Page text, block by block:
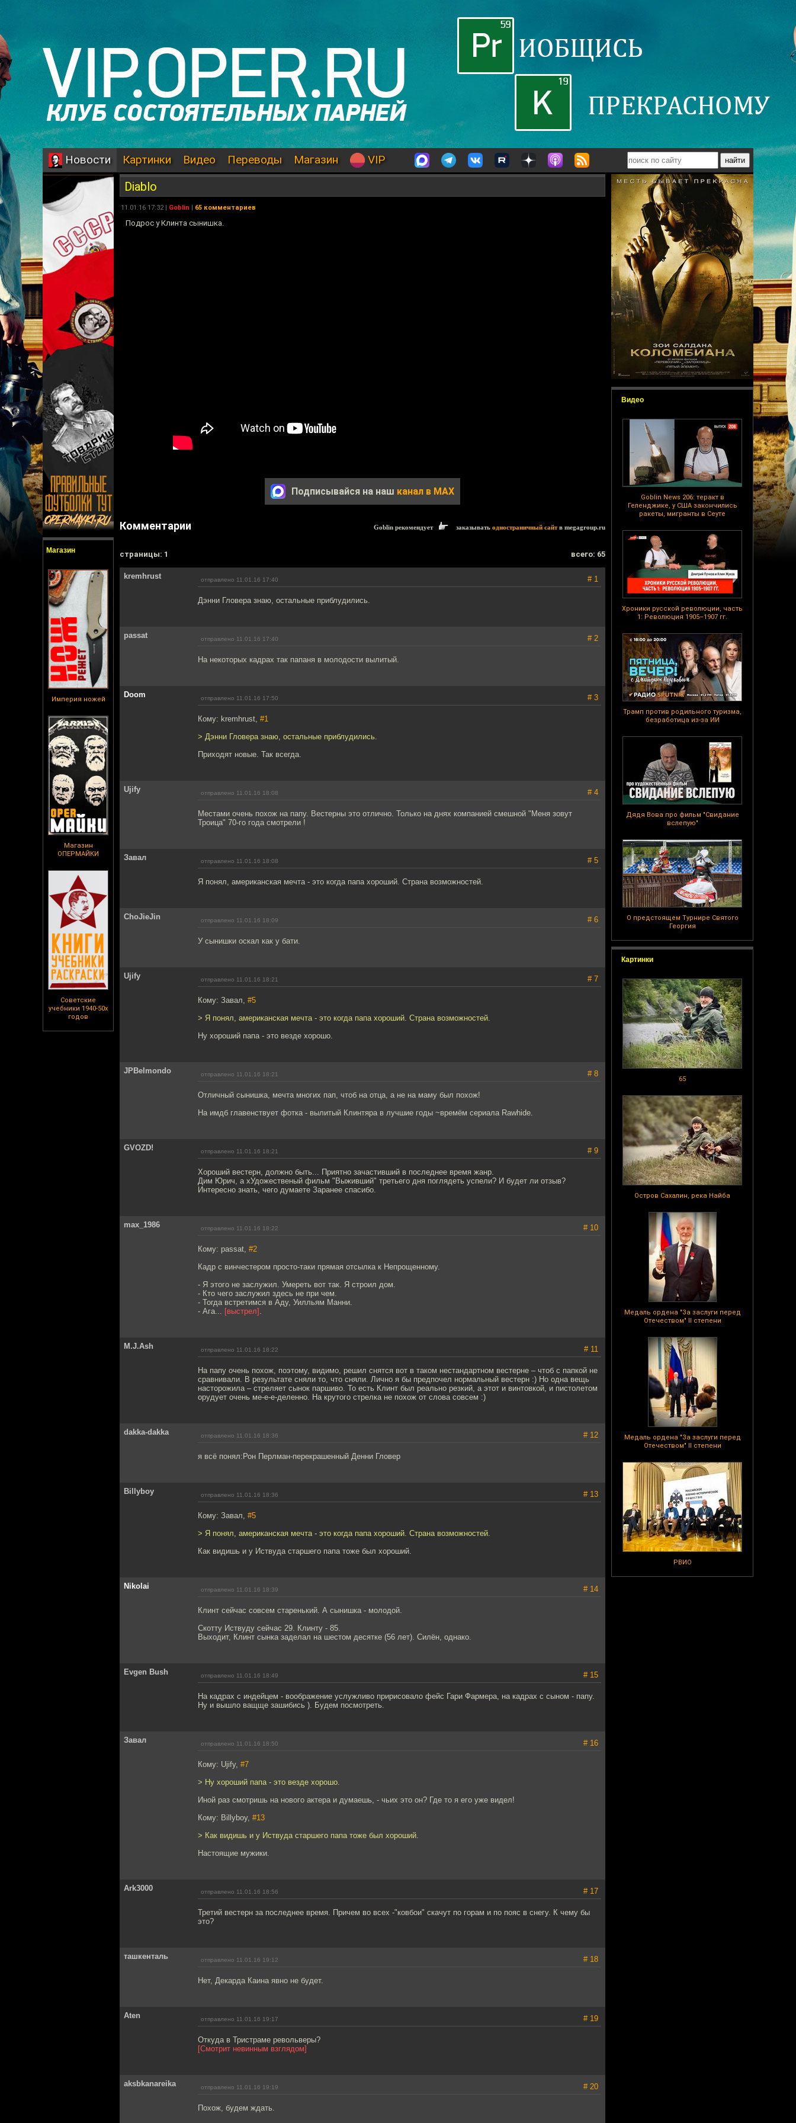
Новости Картинки Видео Переводы Магазин VIP
Магазин
Империя ножей
Магазин
ОПЕРМАЙКИ
Советские
учебники 1940-50х
годов
Видео
Goblin News 206: теракт в
Геленджике, у США закончились
ракеты, мигранты в Сеуте
Хроники русской революции, часть
1: Революция 1905–1907 гг.
Трамп против родильного туризма,
безработица из-за ИИ
Дядя Вова про фильм "Свидание
вслепую"
О предстоящем Турнире Святого
Георгия
Картинки
65
Остров Сахалин, река Найба
Медаль ордена "За заслуги перед
Отечеством" II степени
Медаль ордена "За заслуги перед
Отечеством" II степени
РВИО
Diablo
11.01.16 17:32 | Goblin | 65 комментариев
Подрос у Клинта сынишка.
Подписывайся на наш канал в MAX
Комментарии Goblin рекомендует заказывать одностраничный сайтв megagroup.ru
cтраницы: 1 всего: 65
kremhrust отправлено 11.01.16 17:40 # 1
Дэнни Гловера знаю, остальные приблудились.
passat отправлено 11.01.16 17:40 # 2
На некоторых кадрах так папаня в молодости вылитый.
Doom отправлено 11.01.16 17:50 # 3
Кому: kremhrust, #1
> Дэнни Гловера знаю, остальные приблудились.
Приходят новые. Так всегда.
Ujify отправлено 11.01.16 18:08 # 4
Местами очень похож на папу. Вестерны это отлично. Только на днях компанией смешной "Меня зовут
Троица" 70-го года смотрели !
Завал отправлено 11.01.16 18:08 # 5
Я понял, американская мечта - это когда папа хороший. Страна возможностей.
ChoJieJin отправлено 11.01.16 18:09 # 6
У сынишки оскал как у бати.
Ujify отправлено 11.01.16 18:21 # 7
Кому: Завал, #5
> Я понял, американская мечта - это когда папа хороший. Страна возможностей.
Ну хороший папа - это везде хорошо.
JPBelmondo отправлено 11.01.16 18:21 # 8
Отличный сынишка, мечта многих пап, чтоб на отца, а не на маму был похож!
На имдб главенствует фотка - вылитый Клинтяра в лучшие годы ~времём сериала Rawhide.
GVOZD! отправлено 11.01.16 18:21 # 9
Хороший вестерн, должно быть... Приятно зачастивший в последнее время жанр.
Дим Юрич, а хУдожественый фильм "Выживший" третьего дня поглядеть успели? И будет ли отзыв?
Интересно знать, чего думаете Заранее спасибо.
max_1986 отправлено 11.01.16 18:22 # 10
Кому: passat, #2
Кадр с винчестером просто-таки прямая отсылка к Непрощенному.
- Я этого не заслужил. Умереть вот так. Я строил дом.
- Кто чего заслужил здесь не при чем.
- Тогда встретимся в Аду, Уилльям Манни.
- Ага... [выстрел] .
M.J.Ash отправлено 11.01.16 18:22 # 11
На папу очень похож, поэтому, видимо, решил снятся вот в таком нестандартном вестерне – чтоб с папкой не
сравнивали. В результате сняли то, что сняли. Лично я бы предпочел нормальный вестерн :) Но одна вещь
насторожила – стреляет сынок паршиво. То есть Клинт был реально резкий, а этот и винтовкой, и пистолетом
орудует очень ме-е-е-деленно. На крутого стрелка не похож от слова совсем :)
dakka-dakka отправлено 11.01.16 18:36 # 12
я всё понял:Рон Перлман-перекрашенный Денни Гловер
Billyboy отправлено 11.01.16 18:36 # 13
Кому: Завал, #5
> Я понял, американская мечта - это когда папа хороший. Страна возможностей.
Как видишь и у Иствуда старшего папа тоже был хороший.
Nikolai отправлено 11.01.16 18:39 # 14
Клинт сейчас совсем старенький. А сынишка - молодой.
Скотту Иствуду сейчас 29. Клинту - 85.
Выходит, Клинт сынка заделал на шестом десятке (56 лет). Силён, однако.
Evgen Bush отправлено 11.01.16 18:49 # 15
На кадрах с индейцем - воображение услужливо пририсовало фейс Гари Фармера, на кадрах с сыном - папу.
Ну и вышло ващще зашибись ). Будем посмотреть.
Завал отправлено 11.01.16 18:50 # 16
Кому: Ujify, #7
> Ну хороший папа - это везде хорошо.
Иной раз смотришь на нового актера и думаешь, - чьих это он? Где то я его уже видел!
Кому: Billyboy, #13
> Как видишь и у Иствуда старшего папа тоже был хороший.
Настоящие мужики.
Ark3000 отправлено 11.01.16 18:56 # 17
Третий вестерн за последнее время. Причем во всех -"ковбои" скачут по горам и по пояс в снегу. К чему бы
это?
ташкенталь отправлено 11.01.16 19:12 # 18
Нет, Декарда Каина явно не будет.
Aten отправлено 11.01.16 19:17 # 19
Откуда в Тристраме револьверы?
[Смотрит невинным взглядом]
aksbkanareika отправлено 11.01.16 19:19 # 20
Похож, будем ждать.